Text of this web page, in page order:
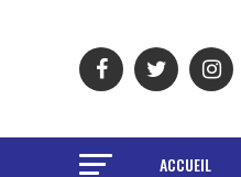
ACCUEIL